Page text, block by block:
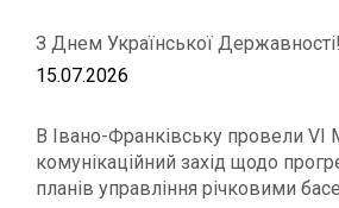
З Днем Української Державності!
15.07.2026
В Івано-Франківську провели VІ
комунікаційний захід щодо
планів управління річковими